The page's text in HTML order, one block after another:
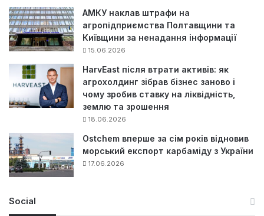
АМКУ наклав штрафи на
агропідприємства Полтавщини та
Київщини за ненадання інформації
15.06.2026
HarvEast після втрати активів: як
агрохолдинг зібрав бізнес заново і
чому зробив ставку на ліквідність,
землю та зрошення
18.06.2026
Ostchem вперше за сім років відновив
морський експорт карбаміду з України
17.06.2026
Social